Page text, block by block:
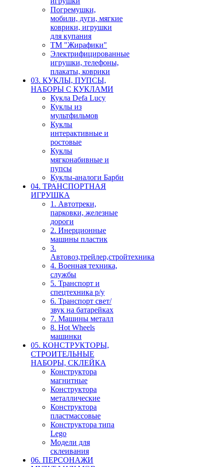
Погремушки,
мобили, дуги, мягкие
коврики, игрушки
для купания
ТМ "Жирафики"
Электрифицированные
игрушки, телефоны,
плакаты, коврики
03. КУКЛЫ, ПУПСЫ,
НАБОРЫ С КУКЛАМИ
Кукла Defa Lucy
Куклы из
мультфильмов
Куклы
интерактивные и
ростовые
Куклы
мягконабивные и
пупсы
Куклы-аналоги Барби
04. ТРАНСПОРТНАЯ
ИГРУШКА
1. Автотреки,
парковки, железные
дороги
2. Инерционные
машины пластик
3.
Автовоз,трейлер,стройтехника
4. Военная техника,
службы
5. Транспорт и
спецтехника р/у
6. Транспорт свет/
звук на батарейках
7. Машины металл
8. Hot Wheels
машинки
05. КОНСТРУКТОРЫ,
СТРОИТЕЛЬНЫЕ
НАБОРЫ, СКЛЕЙКА
Конструктора
магнитные
Конструктора
металлические
Конструктора
пластмассовые
Конструктора типа
Lego
Модели для
склеивания
06. ПЕРСОНАЖИ